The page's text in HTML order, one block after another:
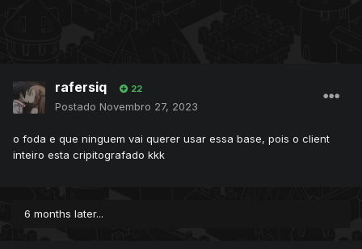
rafersiq 22
Postado Novembro 27, 2023
o foda e que ninguem vai querer usar essa base, pois o client
inteiro esta cripitografado kkk
6 months later...